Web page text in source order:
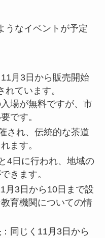
うなイベントが予定
月3日から販売開始
ています。
場が無料ですが、市
です。
され、伝統的な茶道
ます。
4日に行われ、地域の
きます。
月3日から10日まで設
育機関についての情
：同じく11月3日から